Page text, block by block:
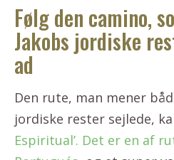
Følg den camino,
Jakobs jordiske
ad
Den rute, man mener
jordiske rester sejlede,
Espiritual’. Det er en af